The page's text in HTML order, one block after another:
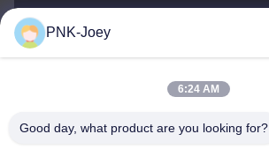
Ηλεκτρονικό
008613580404923
PNK-Joey
6:24 AM
Good day, what product are you looking for?